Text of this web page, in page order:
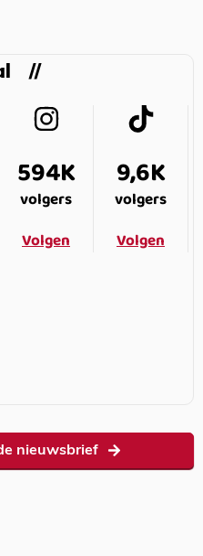
594K
volgers
Volgen
9,6K
volgers
Volgen
nieuwsbrief